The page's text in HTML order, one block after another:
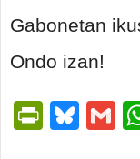
Gabonetan
Ondo izan!